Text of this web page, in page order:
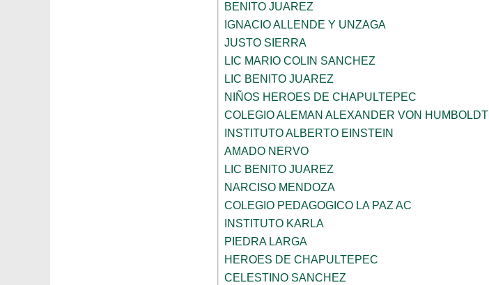
BENITO JUAREZ
IGNACIO ALLENDE Y UNZAGA
JUSTO SIERRA
LIC MARIO COLIN SANCHEZ
LIC BENITO JUAREZ
NIÑOS HEROES DE CHAPULTEPEC
COLEGIO ALEMAN ALEXANDER VON HUMBOLDT
INSTITUTO ALBERTO EINSTEIN
AMADO NERVO
LIC BENITO JUAREZ
NARCISO MENDOZA
COLEGIO PEDAGOGICO LA PAZ AC
INSTITUTO KARLA
PIEDRA LARGA
HEROES DE CHAPULTEPEC
CELESTINO SANCHEZ